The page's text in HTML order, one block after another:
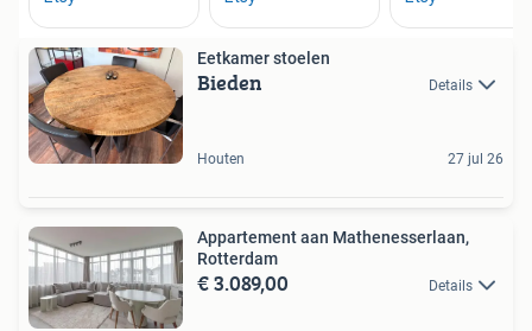
Eetkamer stoelen
Bieden Details
Houten 27 jul 26
Appartement aan Mathenesserlaan,
Rotterdam
€ 3.089,00 Details